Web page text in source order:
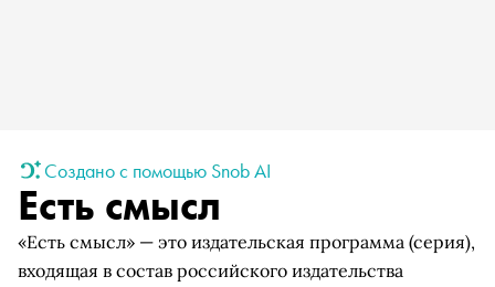
Создано с помощью Snob AI
Есть смысл
«Есть смысл» — это издательская программа (серия),
входящая в состав российского издательства